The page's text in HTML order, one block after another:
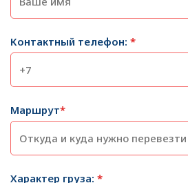
Контактный телефон: *
Маршрут*
Характер груза: *